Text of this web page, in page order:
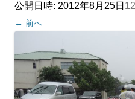
公開日時: 2012年8月25日
← 前へ